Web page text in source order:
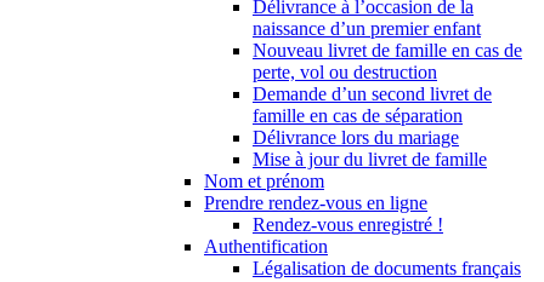
Délivrance à l’occasion de la
naissance d’un premier enfant
Nouveau livret de famille en cas de
perte, vol ou destruction
Demande d’un second livret de
famille en cas de séparation
Délivrance lors du mariage
Mise à jour du livret de famille
Nom et prénom
Prendre rendez-vous en ligne
Rendez-vous enregistré !
Authentification
Légalisation de documents français